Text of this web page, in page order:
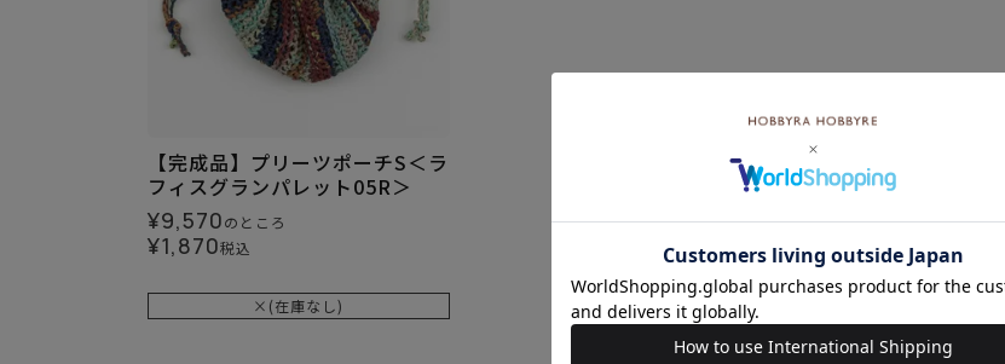
【完成品】プリーツポーチS＜ラ
フィスグランパレット05R＞
¥9,570のところ
¥1,870税込
×(在庫なし)